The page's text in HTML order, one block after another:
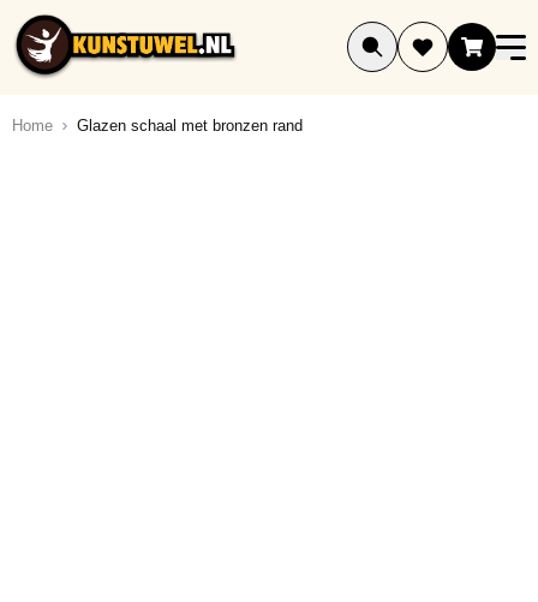
Ga naar de inhoud
Home Glazen schaal met bronzen rand